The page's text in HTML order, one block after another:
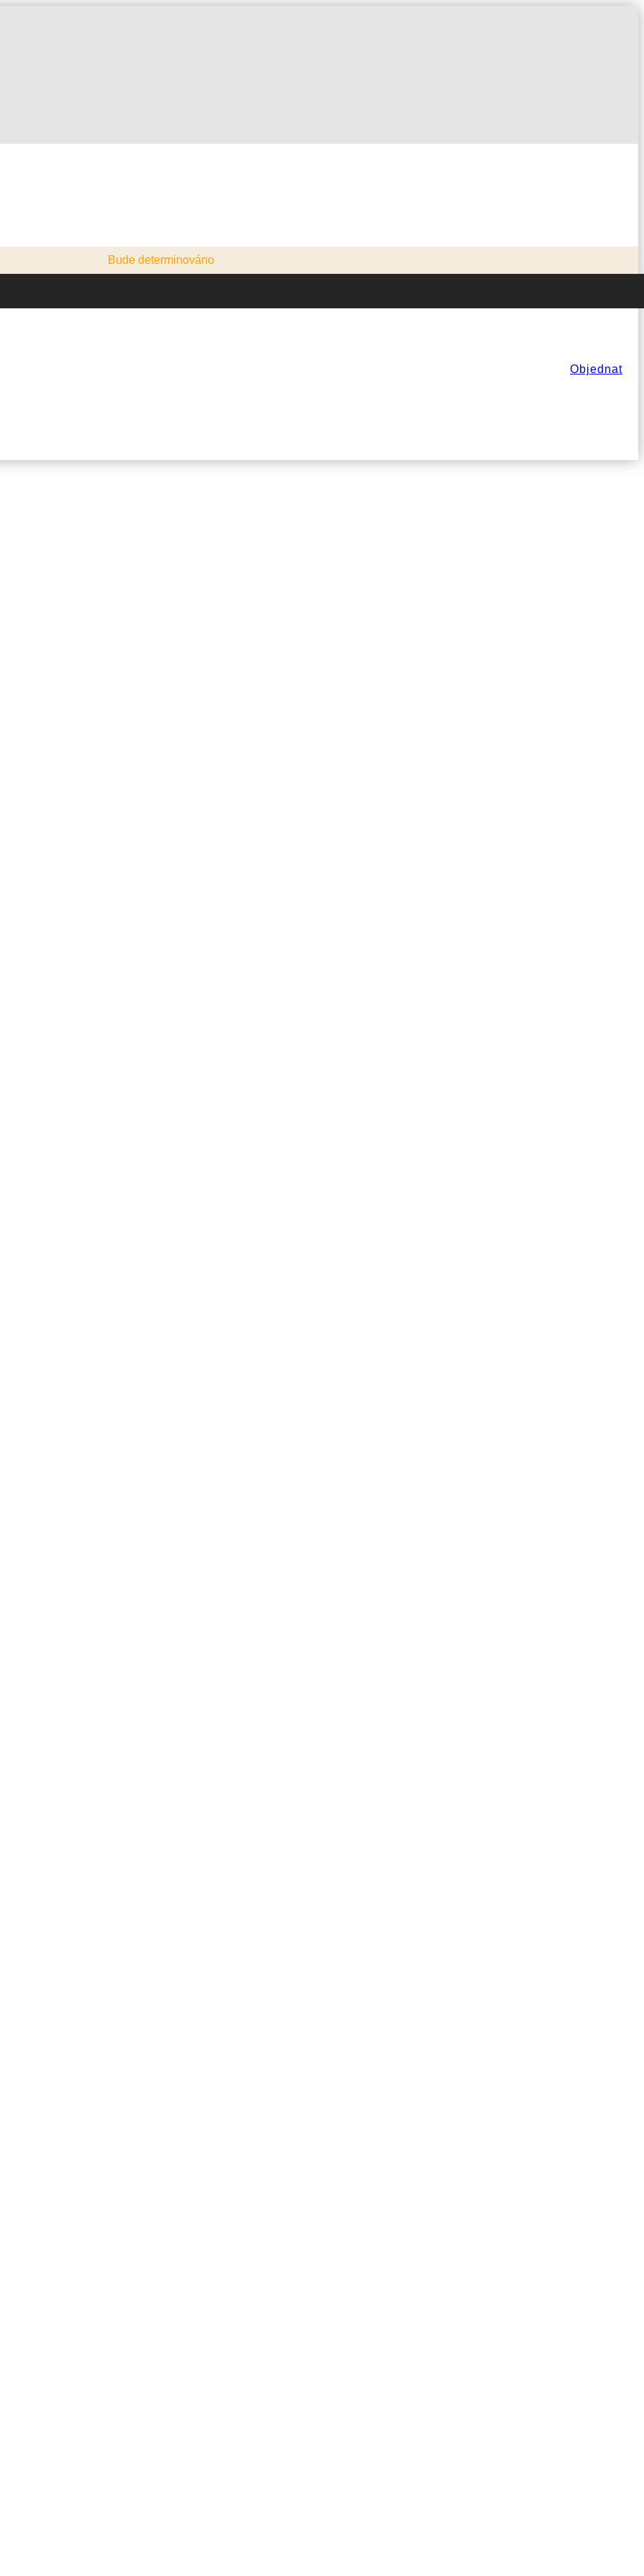
Bude determinováno
Objednat